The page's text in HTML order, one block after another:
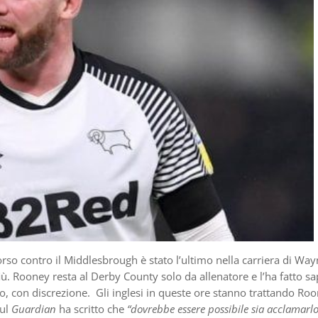
contro il Middlesbrough è stato l’ultimo nella carriera di
Rooney resta al Derby County solo da allenatore e l’ha fatto
con discrezione. Gli inglesi in queste ore stanno trattando
Guardian ha scritto che “dovrebbe essere possibile sia